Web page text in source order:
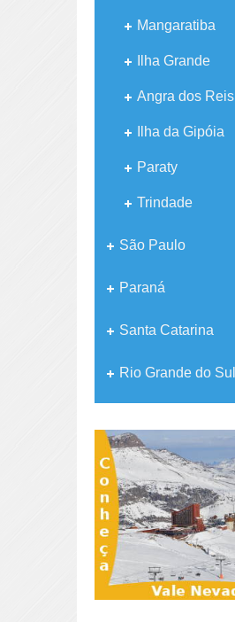
Mangaratiba
Ilha Grande
Angra dos Reis
Ilha da Gipóia
Paraty
Trindade
São Paulo
Paraná
Santa Catarina
Rio Grande do Sul